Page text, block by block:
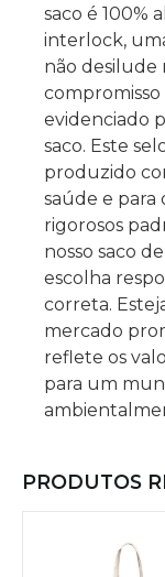
saco é 100%
interlock,
não desilude
evidenciado
saco. Este
produzido
saúde e para
rigorosos
nosso saco
escolha
correta.
mercado
reflete os
para um
PRODUTOS